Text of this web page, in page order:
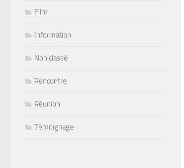
Film
Information
Non classé
Rencontre
Réunion
Témoignage